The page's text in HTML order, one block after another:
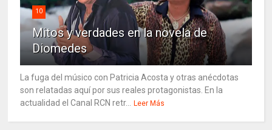
10
Mitos y verdades en la novela de
Diomedes
La fuga del músico con Patricia Acosta y otras anécdotas
son relatadas aquí por sus reales protagonistas. En la
actualidad el Canal RCN retr... Leer Más